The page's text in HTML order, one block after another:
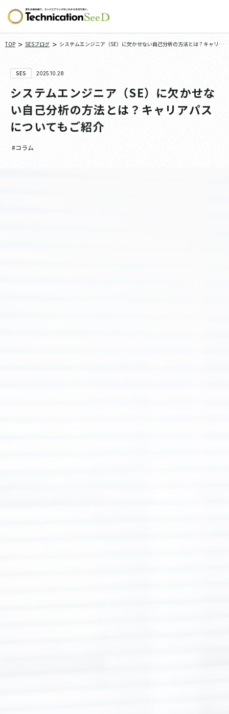
TOP > SESブログ > システムエンジニア（SE）に欠かせない自己分析の方法とは？キャリア
SES 2025.10.28
システムエンジニア（SE）に欠かせな
い自己分析の方法とは？キャリアパス
についてもご紹介
#コラム